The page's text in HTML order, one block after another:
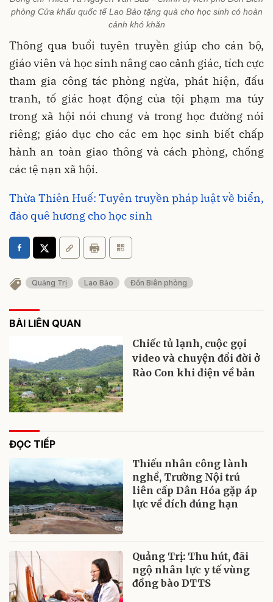
phòng Cửa khẩu quốc tế Lao Bảo tặng quà cho học sinh có hoàn
cảnh khó khăn
Thông qua buổi tuyên truyền giúp cho cán bộ,
giáo viên và học sinh nâng cao cảnh giác, tích cực
tham gia công tác phòng ngừa, phát hiện, đấu
tranh, tố giác hoạt động của tội phạm ma túy
trong xã hội nói chung và trong học đường nói
riêng; giáo dục cho các em học sinh biết chấp
hành an toàn giao thông và cách phòng, chống
các tệ nạn xã hội.
Thừa Thiên Huế: Tuyên truyền pháp luật về biển,
đảo quê hương cho học sinh
Quảng Trị Lao Bảo Đồn Biên phòng
BÀI LIÊN QUAN
Chiếc tủ lạnh, cuộc gọi
video và chuyện đổi đời ở
Rào Con khi điện về bản
ĐỌC TIẾP
Thiếu nhân công lành
nghề, Trường Nội trú
liên cấp Dân Hóa gặp áp
lực về đích đúng hạn
Quảng Trị: Thu hút, đãi
ngộ nhân lực y tế vùng
đồng bào DTTS